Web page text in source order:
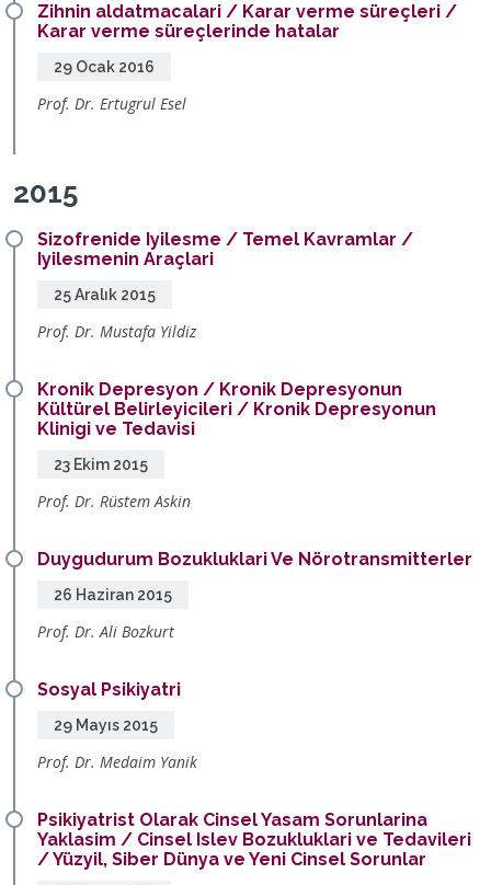
Zihnin aldatmacalari / Karar verme süreçleri /
Karar verme süreçlerinde hatalar
29 Ocak 2016
Prof. Dr. Ertugrul Esel
2015
Sizofrenide Iyilesme / Temel Kavramlar /
Iyilesmenin Araçlari
25 Aralık 2015
Prof. Dr. Mustafa Yildiz
Kronik Depresyon / Kronik Depresyonun
Kültürel Belirleyicileri / Kronik Depresyonun
Klinigi ve Tedavisi
23 Ekim 2015
Prof. Dr. Rüstem Askin
Duygudurum Bozukluklari Ve Nörotransmitterler
26 Haziran 2015
Prof. Dr. Ali Bozkurt
Sosyal Psikiyatri
29 Mayıs 2015
Prof. Dr. Medaim Yanik
Psikiyatrist Olarak Cinsel Yasam Sorunlarina
Yaklasim / Cinsel Islev Bozukluklari ve Tedavileri
/ Yüzyil, Siber Dünya ve Yeni Cinsel Sorunlar